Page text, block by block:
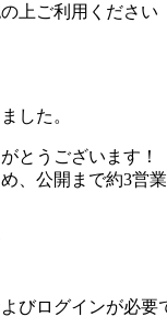
上ご利用ください
した。
とうございます！
、公開まで約3営
びログインが必要